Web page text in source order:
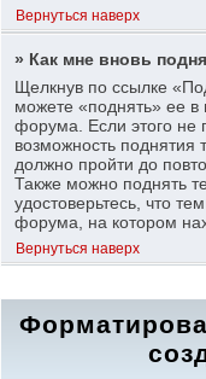
Вернуться наверх
» Как мне вновь
Щелкнув по ссылке
можете «поднять» ее
форума. Если этого не
возможность поднятия
должно пройти до
Также можно поднять
удостоверьтесь, что
форума, на котором
Вернуться наверх